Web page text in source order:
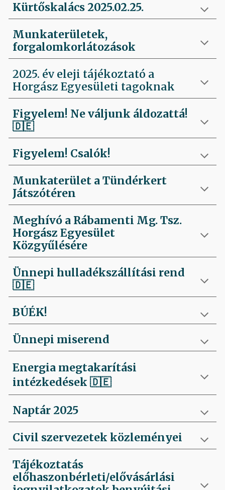
Kürtőskalács 2025.02.25.
Munkaterületek,
forgalomkorlátozások
2025. év eleji tájékoztató a
Horgász Egyesületi tagoknak
Figyelem! Ne váljunk áldozattá!
🇩🇪
Figyelem! Csalók!
Munkaterület a Tündérkert
Játszótéren
Meghívó a Rábamenti Mg. Tsz.
Horgász Egyesület
Közgyűlésére
Ünnepi hulladékszállítási rend
🇩🇪
BÚÉK!
Ünnepi miserend
Energia megtakarítási
intézkedések🇩🇪
Naptár 2025
Civil szervezetek közleményei
Tájékoztatás
előhaszonbérleti/elővásárlási